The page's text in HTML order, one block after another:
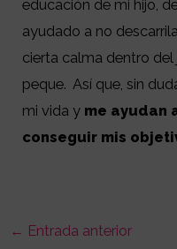
educación de mi hijo,
ayudado a no
cierta calma dentro
peque. Así que, sin
mi vida y me ayudan
conseguir mis
← Entrada anterior